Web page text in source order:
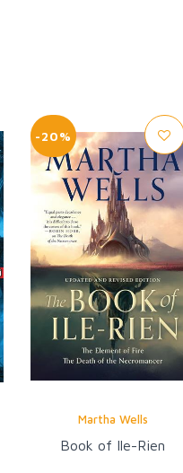
-20%
Martha Wells
Book of Ile-Rien